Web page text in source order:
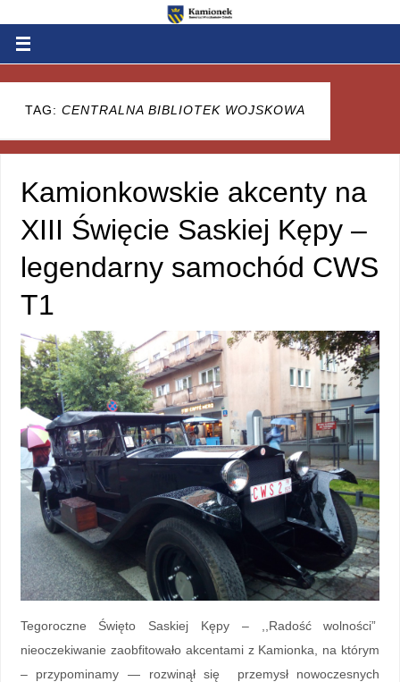
TAG: CENTRALNA BIBLIOTEK WOJSKOWA
Kamionkowskie akcenty na
XIII Święcie Saskiej Kępy –
legendarny samochód CWS
T1
Tegoroczne Święto Saskiej Kępy – ,,Radość wolności”
nieoczekiwanie zaobfitowało akcentami z Kamionka, na którym
– przypominamy — rozwinął się przemysł nowoczesnych